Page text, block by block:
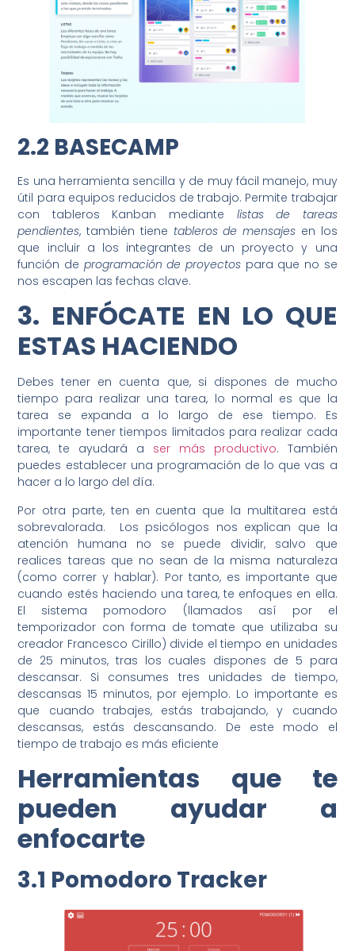
2.2 BASECAMP
Es una herramienta sencilla y de muy fácil manejo, muy
útil para equipos reducidos de trabajo. Permite trabajar
con tableros Kanban mediante listas de tareas
pendientes, también tiene tableros de mensajes en los
que incluir a los integrantes de un proyecto y una
función de programación de proyectos para que no se
nos escapen las fechas clave.
3. ENFÓCATE EN LO QUE
ESTAS HACIENDO
Debes tener en cuenta que, si dispones de mucho
tiempo para realizar una tarea, lo normal es que la
tarea se expanda a lo largo de ese tiempo. Es
importante tener tiempos limitados para realizar cada
tarea, te ayudará a ser más productivo. También
puedes establecer una programación de lo que vas a
hacer a lo largo del día.
Por otra parte, ten en cuenta que la multitarea está
sobrevalorada. Los psicólogos nos explican que la
atención humana no se puede dividir, salvo que
realices tareas que no sean de la misma naturaleza
(como correr y hablar). Por tanto, es importante que
cuando estés haciendo una tarea, te enfoques en ella.
El sistema pomodoro (llamados así por el
temporizador con forma de tomate que utilizaba su
creador Francesco Cirillo) divide el tiempo en unidades
de 25 minutos, tras los cuales dispones de 5 para
descansar. Si consumes tres unidades de tiempo,
descansas 15 minutos, por ejemplo. Lo importante es
que cuando trabajes, estás trabajando, y cuando
descansas, estás descansando. De este modo el
tiempo de trabajo es más eficiente
Herramientas que te
pueden ayudar a
enfocarte
3.1 Pomodoro Tracker